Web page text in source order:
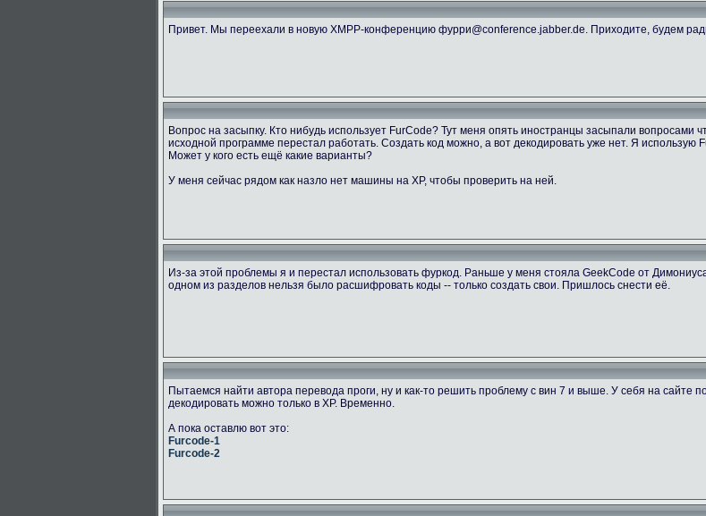
Привет. Мы переехали в новую XMPP-конференцию фурри@conference.jabber.de. Приходите, будем
Вопрос на засыпку. Кто нибудь использует FurCode? Тут меня опять иностранцы засыпали вопросами
исходной программе перестал работать. Создать код можно, а вот декодировать уже нет. Я использую
Может у кого есть ещё какие варианты?
У меня сейчас рядом как назло нет машины на ХР, чтобы проверить на ней.
Из-за этой проблемы я и перестал использовать фуркод. Раньше у меня стояла GeekCode от
одном из разделов нельзя было расшифровать коды -- только создать свои. Пришлось снести её.
Пытаемся найти автора перевода проги, ну и как-то решить проблему с вин 7 и выше. У себя на сайте
декодировать можно только в ХР. Временно.
А пока оставлю вот это:
Furcode-1
Furcode-2